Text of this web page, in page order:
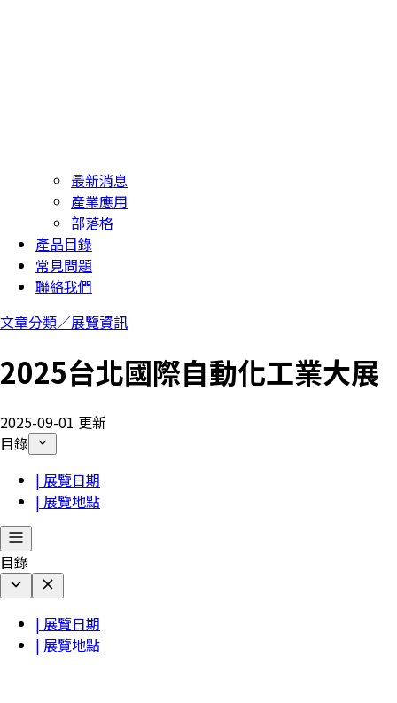
最新消息
產業應用
部落格
產品目錄
常見問題
聯絡我們
文章分類／展覽資訊
2025台北國際自動化工業大展
2025-09-01 更新
目錄
| 展覽日期
| 展覽地點
目錄
| 展覽日期
| 展覽地點